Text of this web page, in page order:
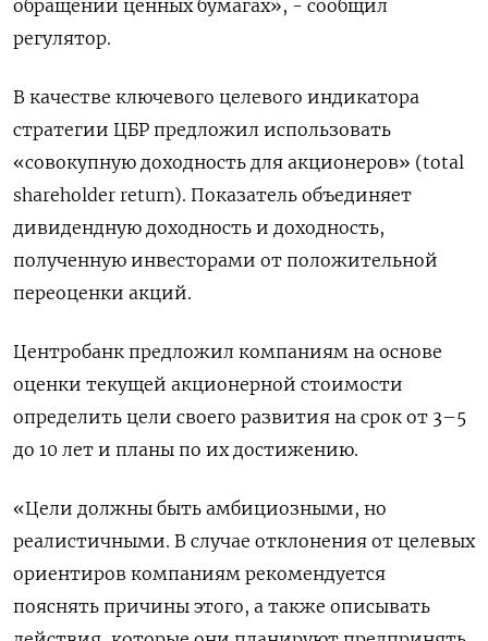
обращении ценных бумагах», - сообщил
регулятор.
В качестве ключевого целевого индикатора
стратегии ЦБР предложил использовать
«совокупную доходность для акционеров» (total
shareholder return). Показатель объединяет
дивидендную доходность и доходность,
полученную инвесторами от положительной
переоценки акций.
Центробанк предложил компаниям на основе
оценки текущей акционерной стоимости
определить цели своего развития на срок от 3–5
до 10 лет и планы по их достижению.
«Цели должны быть амбициозными, но
реалистичными. В случае отклонения от целевых
ориентиров компаниям рекомендуется
пояснять причины этого, а также описывать